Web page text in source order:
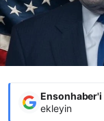
Ensonhaber'i
ekleyin